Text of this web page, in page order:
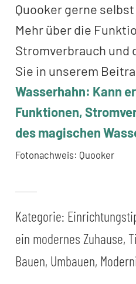
Quooker gerne
Mehr über die
Stromverbrauch und
Sie in unserem
Wasserhahn: Kann
Funktionen,
des magischen
Fotonachweis: Quooker
Kategorie:
ein modernes Zuhause,
Bauen, Umbauen,